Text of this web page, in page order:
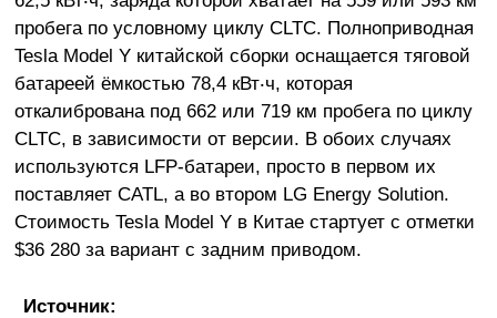
пробега по условному циклу CLTC. Полноприводная
Tesla Model Y китайской сборки оснащается тяговой
батареей ёмкостью 78,4 кВт‧ч, которая
откалибрована под 662 или 719 км пробега по циклу
CLTC, в зависимости от версии. В обоих случаях
используются LFP-батареи, просто в первом их
поставляет CATL, а во втором LG Energy Solution.
Стоимость Tesla Model Y в Китае стартует с отметки
$36 280 за вариант с задним приводом.
Источник: